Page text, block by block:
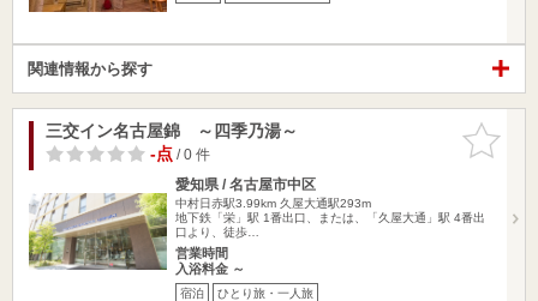
関連情報から探す
お気に入
りに追加
三交イン名古屋錦 ～四季乃湯～
-点/ 0 件
愛知県 / 名古屋市中区
中村日赤駅3.99km 久屋大通駅293m
地下鉄「栄」駅 1番出口、または、「久屋大通」駅 4番出
口より、徒歩…
営業時間
入浴料金 ～
宿泊 ひとり旅・一人旅